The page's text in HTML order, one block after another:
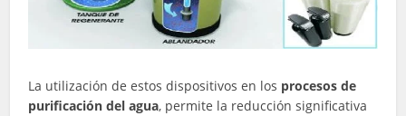
La utilización de estos dispositivos en los procesos de
purificación del agua, permite la reducción significativa